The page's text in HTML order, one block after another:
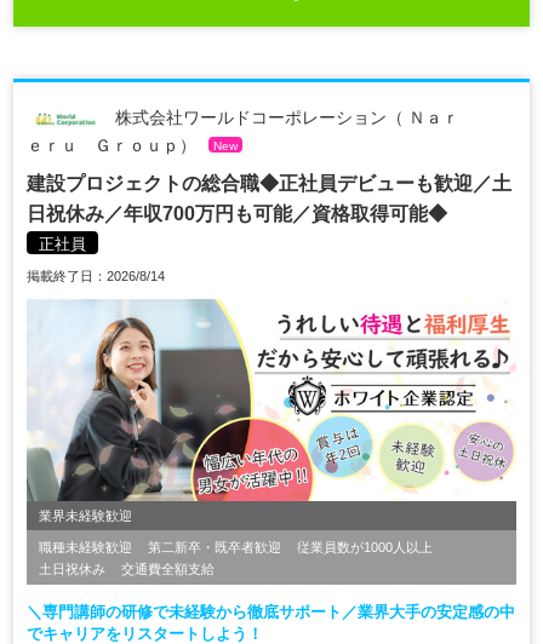
株式会社ワールドコーポレーション（ Ｎａｒ
ｅｒｕ Ｇｒｏｕｐ）
New
建設プロジェクトの総合職◆正社員デビューも歓迎／土
日祝休み／年収700万円も可能／資格取得可能◆
正社員
掲載終了日：2026/8/14
業界未経験歓迎
職種未経験歓迎 第二新卒・既卒者歓迎
従業員数が1000人以上
土日祝休み
交通費全額支給
＼専門講師の研修で未経験から徹底サポート／業界大手の安定感の中
でキャリアをリスタートしよう！